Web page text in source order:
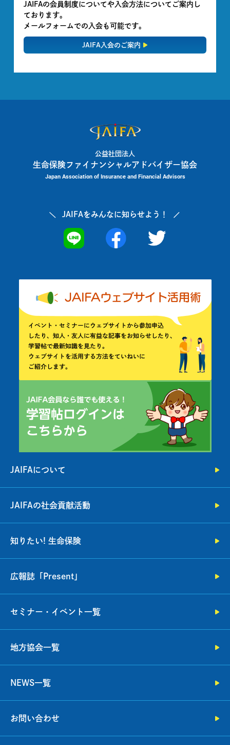
JAIFAの会員制度についてや入会方法についてご案内し
ております。
メールフォームでの入会も可能です。
JAIFA入会のご案内
公益社団法人
生命保険ファイナンシャルアドバイザー協会
Japan Association of Insurance and Financial Advisors
JAIFAをみんなに知らせよう！
JAIFAについて
JAIFAの社会貢献活動
知りたい! 生命保険
広報誌「Present」
セミナー・イベント一覧
地方協会一覧
NEWS一覧
お問い合わせ